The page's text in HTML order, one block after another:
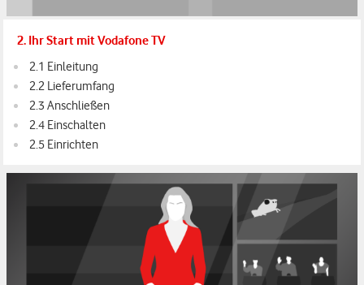
2. Ihr Start mit Vodafone TV
2.1 Einleitung
2.2 Lieferumfang
2.3 Anschließen
2.4 Einschalten
2.5 Einrichten